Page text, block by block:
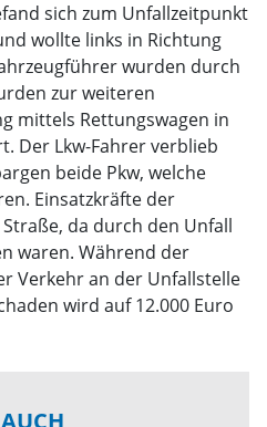
sich zum Unfallzeitpunkt
wollte links in Richtung
wurden durch
zur weiteren
mittels Rettungswagen in
Der Lkw-Fahrer verblieb
beide Pkw, welche
Einsatzkräfte der
da durch den Unfall
waren. Während der
Verkehr an der Unfallstelle
wird auf 12.000 Euro